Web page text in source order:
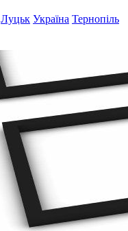
Луцьк Україна Тернопіль